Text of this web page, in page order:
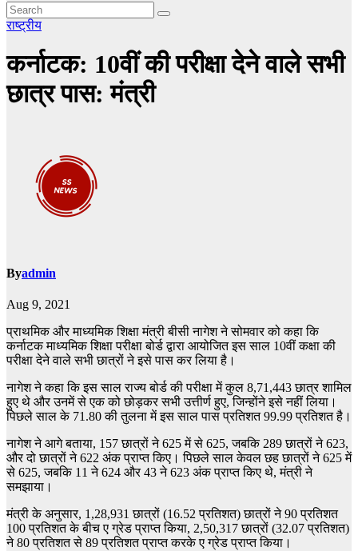
राष्ट्रीय
कर्नाटक: 10वीं की परीक्षा देने वाले सभी
छात्र पास: मंत्री
Byadmin
Aug 9, 2021
प्राथमिक और माध्यमिक शिक्षा मंत्री बीसी नागेश ने सोमवार को कहा कि
कर्नाटक माध्यमिक शिक्षा परीक्षा बोर्ड द्वारा आयोजित इस साल 10वीं कक्षा की
परीक्षा देने वाले सभी छात्रों ने इसे पास कर लिया है।
नागेश ने कहा कि इस साल राज्य बोर्ड की परीक्षा में कुल 8,71,443 छात्र शामिल
हुए थे और उनमें से एक को छोड़कर सभी उत्तीर्ण हुए, जिन्होंने इसे नहीं लिया।
पिछले साल के 71.80 की तुलना में इस साल पास प्रतिशत 99.99 प्रतिशत है।
नागेश ने आगे बताया, 157 छात्रों ने 625 में से 625, जबकि 289 छात्रों ने 623,
और दो छात्रों ने 622 अंक प्राप्त किए। पिछले साल केवल छह छात्रों ने 625 में
से 625, जबकि 11 ने 624 और 43 ने 623 अंक प्राप्त किए थे, मंत्री ने
समझाया।
मंत्री के अनुसार, 1,28,931 छात्रों (16.52 प्रतिशत) छात्रों ने 90 प्रतिशत
100 प्रतिशत के बीच ए ग्रेड प्राप्त किया, 2,50,317 छात्रों (32.07 प्रतिशत)
ने 80 प्रतिशत से 89 प्रतिशत प्राप्त करके ए ग्रेड प्राप्त किया।